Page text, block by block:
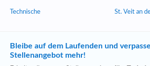
Technische St. Veit an
Bleibe auf dem Laufenden und
Stellenangebot mehr!